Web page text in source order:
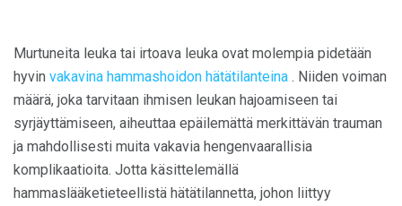
Murtuneita leuka tai irtoava leuka ovat molempia pidetään
hyvin vakavina hammashoidon hätätilanteina . Niiden voiman
määrä, joka tarvitaan ihmisen leukan hajoamiseen tai
syrjäyttämiseen, aiheuttaa epäilemättä merkittävän trauman
ja mahdollisesti muita vakavia hengenvaarallisia
komplikaatioita. Jotta käsittelemällä
hammaslääketieteellistä hätätilannetta, johon liittyy